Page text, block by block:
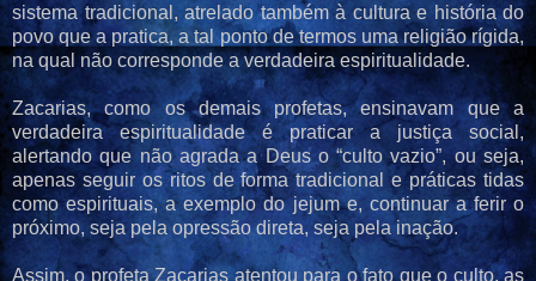
sistema tradicional, atrelado também à cultura e história do
povo que a pratica, a tal ponto de termos uma religião rígida,
na qual não corresponde a verdadeira espiritualidade.
Zacarias, como os demais profetas, ensinavam que a
verdadeira espiritualidade é praticar a justiça social,
alertando que não agrada a Deus o “culto vazio”, ou seja,
apenas seguir os ritos de forma tradicional e práticas tidas
como espirituais, a exemplo do jejum e, continuar a ferir o
próximo, seja pela opressão direta, seja pela inação.
Assim, o profeta Zacarias atentou para o fato que o culto, as